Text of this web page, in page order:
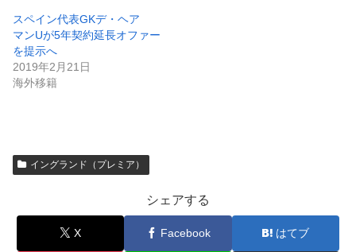
スペイン代表GKデ・ヘア
マンUが5年契約延長オファー
を提示へ
2019年2月21日
海外移籍
イングランド（プレミア）
シェアする
X Facebook はてブ